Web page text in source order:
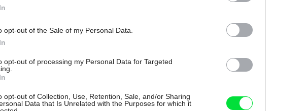
opt-out of the Sale of my Personal Data.
opt-out of processing my Personal Data for Targeted
opt-out of Collection, Use, Retention, Sale, and/or Sharing
Data that Is Unrelated with the Purposes for which it